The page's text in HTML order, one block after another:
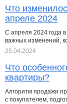
Что
апреле 2024
С апреля 2024 года
важных изменений,
25.04.2024
Что
квартиры?
Алгоритм продажи
с покупателем,